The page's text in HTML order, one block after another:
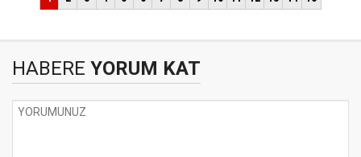
HABERE YORUM KAT